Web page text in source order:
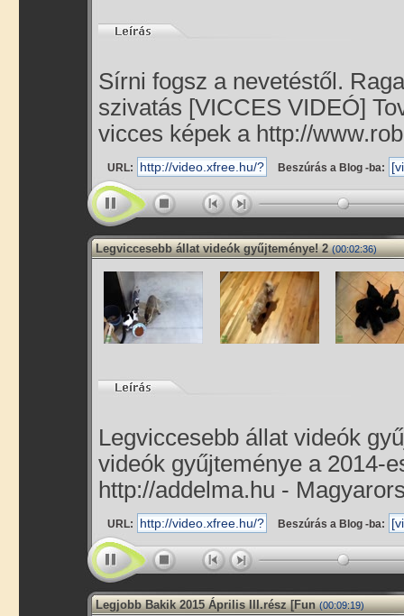
Sírni fogsz a nevetéstől.
szivatás [VICCES VIDEÓ]
vicces képek a http://
URL: Beszúrás a Blog -ba:
Legviccesebb állat videók gyűjteménye! 2 (00:02:36)
Legviccesebb állat videók
videók gyűjteménye a 2014-
http://addelma.hu -
URL: Beszúrás a Blog -ba:
Legjobb Bakik 2015 Április III.rész [Fun (00:09:19)